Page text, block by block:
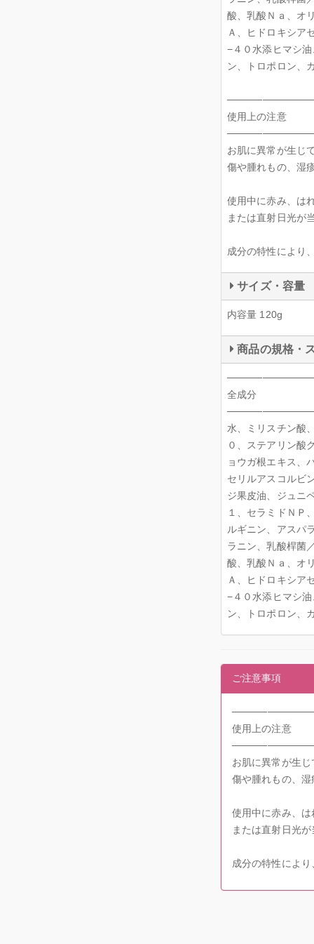
酸、乳酸Ｎａ、オ
Ａ、ヒドロキシア
−４０水添ヒマシ
ン、トロポロン、
使用上の注意
お肌に異常が生じ
傷や腫れもの、湿
使用中に赤み、は
または直射日光が
成分の特性により
サイズ・容量
内容量 120g
商品の規格・
全成分
水、ミリスチン酸
０、ステアリン酸
ョウガ根エキス、
セリルアスコルビ
ジ果皮油、ジュニ
１、セラミドＮＰ
ルギニン、アスパ
ラニン、乳酸桿菌
酸、乳酸Ｎａ、オ
Ａ、ヒドロキシア
−４０水添ヒマシ
ン、トロポロン、
ご注意事項
使用上の注意
お肌に異常が生
傷や腫れもの、
使用中に赤み、
または直射日光
成分の特性によ